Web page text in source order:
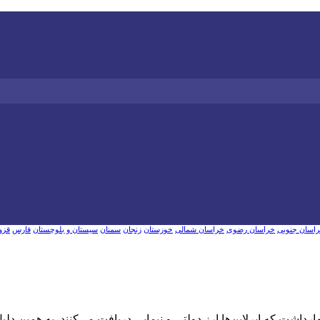
جنوبی خراسان رضوی خراسان شمالی خوزستان زنجان سمنان سیستان و بلوچستان فارس